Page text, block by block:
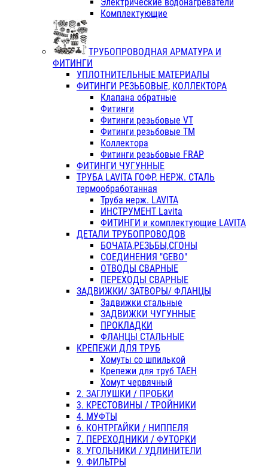
Комплектующие
ТРУБОПРОВОДНАЯ АРМАТУРА И
ФИТИНГИ
УПЛОТНИТЕЛЬНЫЕ МАТЕРИАЛЫ
ФИТИНГИ РЕЗЬБОВЫЕ, КОЛЛЕКТОРА
Клапана обратные
Фитинги
Фитинги резьбовые VT
Фитинги резьбовые ТМ
Коллектора
Фитинги резьбовые FRAP
ФИТИНГИ ЧУГУННЫЕ
ТРУБА LAVITA ГОФР. НЕРЖ. СТАЛЬ
термообработанная
Труба нерж. LAVITA
ИНСТРУМЕНТ Lavita
ФИТИНГИ и комплектующие LAVITA
ДЕТАЛИ ТРУБОПРОВОДОВ
БОЧАТА,РЕЗЬБЫ,СГОНЫ
СОЕДИНЕНИЯ "GEBO"
ОТВОДЫ СВАРНЫЕ
ПЕРЕХОДЫ СВАРНЫЕ
ЗАДВИЖКИ/ ЗАТВОРЫ/ ФЛАНЦЫ
Задвижки стальные
ЗАДВИЖКИ ЧУГУННЫЕ
ПРОКЛАДКИ
ФЛАНЦЫ СТАЛЬНЫЕ
КРЕПЕЖИ ДЛЯ ТРУБ
Хомуты со шпилькой
Крепежи для труб ТАЕН
Хомут червячный
2. ЗАГЛУШКИ / ПРОБКИ
3. КРЕСТОВИНЫ / ТРОЙНИКИ
4. МУФТЫ
6. КОНТРГАЙКИ / НИППЕЛЯ
7. ПЕРЕХОДНИКИ / ФУТОРКИ
8. УГОЛЬНИКИ / УДЛИНИТЕЛИ
9. ФИЛЬТРЫ